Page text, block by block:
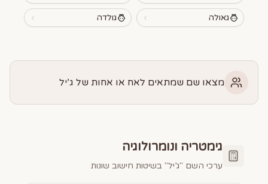
גאולה גולדה
מצאו שם שמתאים לאח או אחות של ג’יל
גימטריה ונומרולוגיה
ערכי השם "ג’יל" בשיטות חישוב שונות